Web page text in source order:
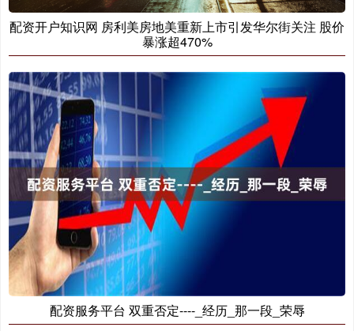
配资开户知识网 房利美房地美重新上市引发华尔街关注 股价
暴涨超470%
配资服务平台 双重否定----_经历_那一段_荣辱